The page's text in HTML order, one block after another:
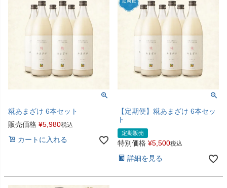
糀あまざけ 6本セット
販売価格 ¥5,980税込
カートに入れる
【定期便】糀あまざけ 6本セッ
ト
定期販売
特別価格 ¥5,500税込
詳細を見る